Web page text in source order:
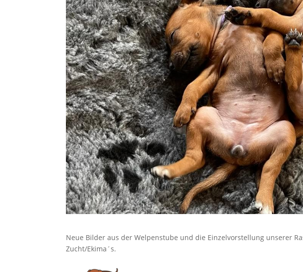
Neue Bilder aus der Welpenstube und die Einzelvorstellung unserer
Zucht/Ekima´s.